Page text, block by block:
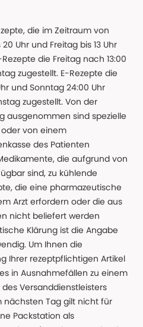
die im Zeitraum von
Uhr und Freitag bis 13 Uhr
die Freitag nach 13:00
zugestellt. E-Rezepte die
und Sonntag 24:00 Uhr
zugestellt. Von der
ausgenommen sind spezielle
von einem
des Patienten
die aufgrund von
sind, zu kühlende
die eine pharmazeutische
Arzt erfordern oder die aus
nicht beliefert werden
Klärung ist die Angabe
Um Ihnen die
Ihrer rezeptpflichtigen Artikel
in Ausnahmefällen zu einem
Versanddienstleisters
nächsten Tag gilt nicht für
Packstation als